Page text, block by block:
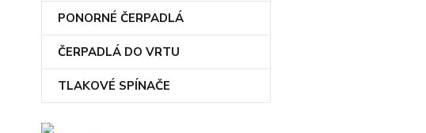
PONORNÉ ČERPADLÁ
ČERPADLÁ DO VRTU
TLAKOVÉ SPÍNAČE